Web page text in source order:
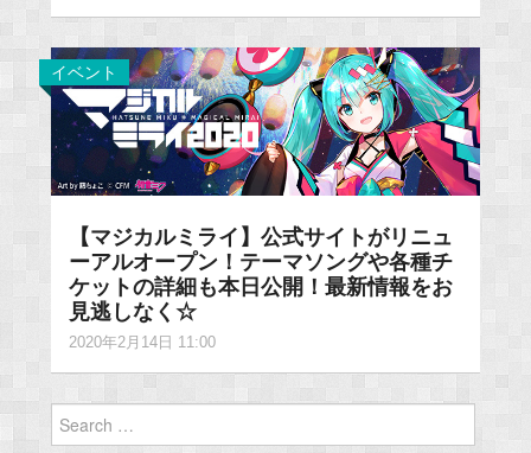
イベント
【マジカルミライ】公式サイトがリニュ
ーアルオープン！テーマソングや各種チ
ケットの詳細も本日公開！最新情報をお
見逃しなく☆
2020年2月14日 11:00
for: